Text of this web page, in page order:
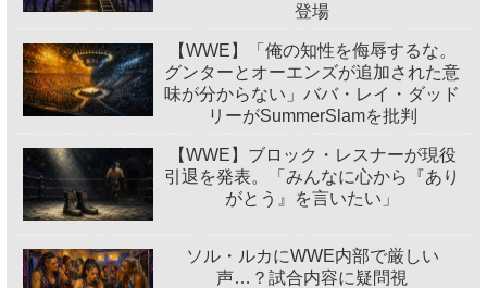
登場
【WWE】「俺の知性を侮辱するな。
グンターとオーエンズが追加された意
味が分からない」ババ・レイ・ダッド
リーがSummerSlamを批判
【WWE】ブロック・レスナーが現役
引退を発表。「みんなに心から『あり
がとう』を言いたい」
ソル・ルカにWWE内部で厳しい
声…？試合内容に疑問視